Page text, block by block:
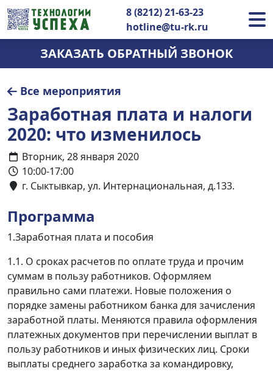
8 (8212) 21-63-23
hotline@tu-rk.ru
ЗАКАЗАТЬ ОБРАТНЫЙ ЗВОНОК
Заработная плата и налоги
2020: что изменилось
Все мероприятия
Вторник, 28 января 2020
10:00-17:00
г. Сыктывкар, ул. Интернациональная, д.133.
Программа
1.Заработная плата и пособия
1.1. О сроках расчетов по оплате труда и прочим
суммам в пользу работников. Оформляем
правильно сами платежи. Новые положения о
порядке замены работником банка для зачисления
заработной платы. Меняются правила оформления
платежных документов при перечислении выплат в
пользу работников и иных физических лиц. Сроки
выплаты среднего заработка за командировку,